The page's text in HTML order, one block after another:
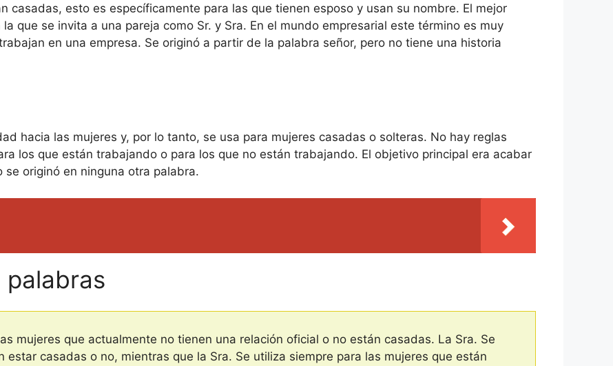
casadas, esto es específicamente para las que tienen esposo y usan su nombre. El mejor
que se invita a una pareja como Sr. y Sra. En el mundo empresarial este término es muy
en una empresa. Se originó a partir de la palabra señor, pero no tiene una historia
hacia las mujeres y, por lo tanto, se usa para mujeres casadas o solteras. No hay reglas
los que están trabajando o para los que no están trabajando. El objetivo principal era acabar
originó en ninguna otra palabra.
palabras
mujeres que actualmente no tienen una relación oficial o no están casadas. La Sra. Se
estar casadas o no, mientras que la Sra. Se utiliza siempre para las mujeres que están